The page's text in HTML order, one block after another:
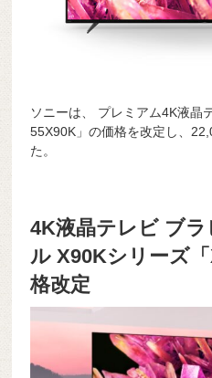
ソニーは、 プレミアム4K液晶
55X90K」の価格を改定し、
た。
4K液晶テレビ ブ
ル X90Kシリーズ
格改定